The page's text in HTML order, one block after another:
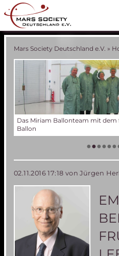
Mars Society Deutschland e.V. »
Verschiedene Phasen
••••••
02.11.2016 17:18 von Jürgen